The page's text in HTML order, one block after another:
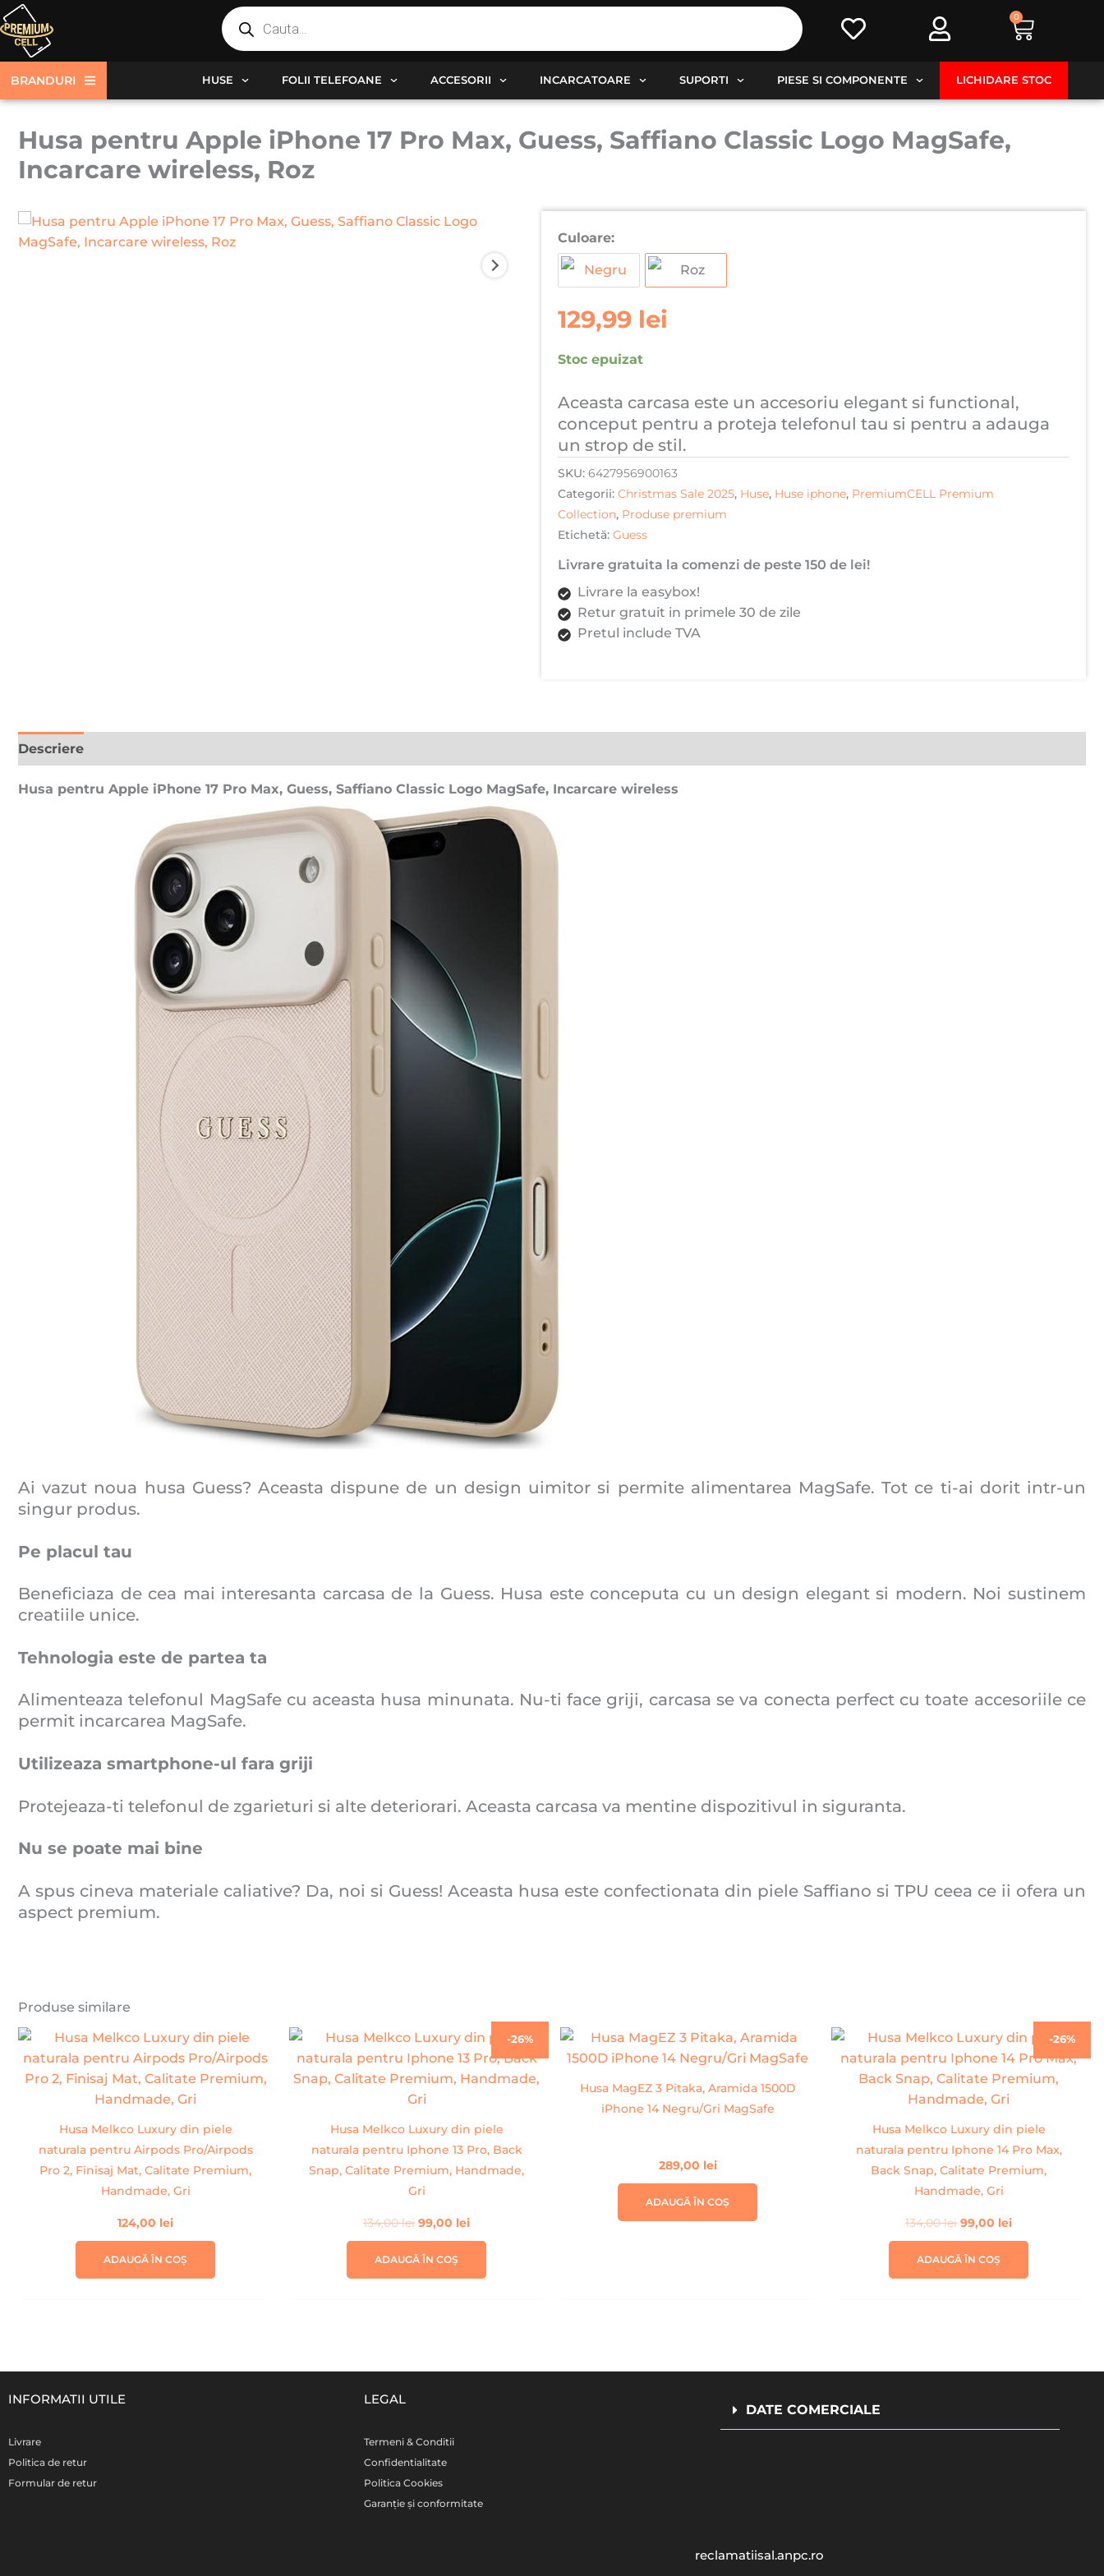
Skip
to
content
Products
search
0
Cart
BRANDURI HUSE FOLII TELEFOANE ACCESORII INCARCATOARE SUPORTI PIESE SI COMPONENTE LICHIDARE STOC
Husa pentru Apple iPhone 17 Pro Max, Guess, Saffiano Classic Logo MagSafe,
Incarcare wireless, Roz
Culoare:
129,99 lei
Stoc epuizat
Aceasta carcasa este un accesoriu elegant si functional,
conceput pentru a proteja telefonul tau si pentru a adauga
un strop de stil.
SKU: 6427956900163
Categorii: Christmas Sale 2025, Huse, Huse iphone, PremiumCELL Premium
Collection, Produse premium
Etichetă: Guess
Livrare gratuita la comenzi de peste 150 de lei!
Livrare la easybox!
Retur gratuit in primele 30 de zile
Pretul include TVA
Descriere
Husa pentru Apple iPhone 17 Pro Max, Guess, Saffiano Classic Logo MagSafe, Incarcare wireless
Ai vazut noua husa Guess? Aceasta dispune de un design uimitor si permite alimentarea MagSafe. Tot ce ti-ai dorit intr-un
singur produs.
Pe placul tau
Beneficiaza de cea mai interesanta carcasa de la Guess. Husa este conceputa cu un design elegant si modern. Noi sustinem
creatiile unice.
Tehnologia este de partea ta
Alimenteaza telefonul MagSafe cu aceasta husa minunata. Nu-ti face griji, carcasa se va conecta perfect cu toate accesoriile ce
permit incarcarea MagSafe.
Utilizeaza smartphone-ul fara griji
Protejeaza-ti telefonul de zgarieturi si alte deteriorari. Aceasta carcasa va mentine dispozitivul in siguranta.
Nu se poate mai bine
A spus cineva materiale caliative? Da, noi si Guess! Aceasta husa este confectionata din piele Saffiano si TPU ceea ce ii ofera un
aspect premium.
Produse similare
Husa Melkco Luxury din piele
naturala pentru Airpods Pro/Airpods
Pro 2, Finisaj Mat, Calitate Premium,
Handmade, Gri
124,00 lei
ADAUGĂ ÎN COȘ
-26%
Husa Melkco Luxury din piele
naturala pentru Iphone 13 Pro, Back
Snap, Calitate Premium, Handmade,
Gri
134,00lei
Prețul
a
fost:
134,00 lei.
99,00 lei
Prețul
curent
este:
99,00 lei.
ADAUGĂ ÎN COȘ
Husa MagEZ 3 Pitaka, Aramida 1500D
iPhone 14 Negru/Gri MagSafe
289,00 lei
ADAUGĂ ÎN COȘ
-26%
Husa Melkco Luxury din piele
naturala pentru Iphone 14 Pro Max,
Back Snap, Calitate Premium,
Handmade, Gri
134,00lei
Prețul
a
fost:
134,00 lei.
99,00 lei
Prețul
curent
este:
99,00 lei.
ADAUGĂ ÎN COȘ
INFORMATII UTILE
Livrare
Politica de retur
Formular de retur
LEGAL
Termeni & Conditii
Confidentialitate
Politica Cookies
Garanție și conformitate
DATE COMERCIALE
reclamatiisal.anpc.ro